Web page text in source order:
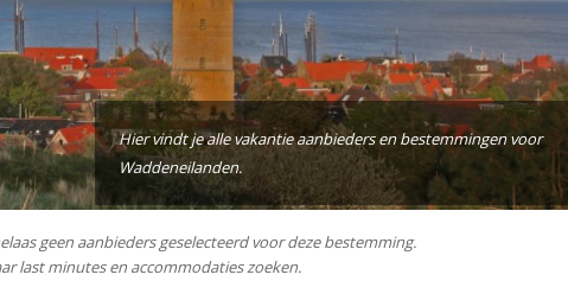
Hier vindt je alle vakantie aanbieders en bestemmingen voor
Waddeneilanden.
geen aanbieders geselecteerd voor deze bestemming.
last minutes en accommodaties zoeken.